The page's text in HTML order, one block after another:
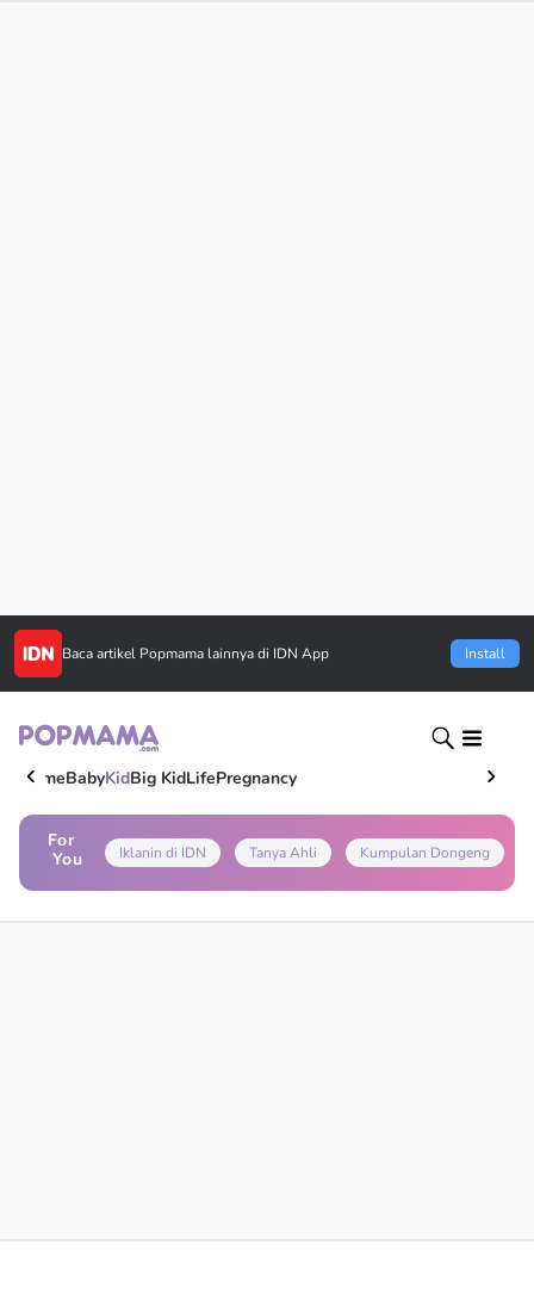
Baca artikel Popmama lainnya di IDN App Install
HomeBabyKidBig KidLifePregnancy
For
You
Iklanin di IDN Tanya Ahli Kumpulan Dongeng